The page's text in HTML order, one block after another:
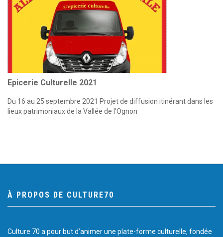
Epicerie Culturelle 2021
Du 16 au 25 septembre 2021 Projet de diffusion itinérant dans les
lieux patrimoniaux de la Vallée de l’Ognon
À PROPOS DE CULTURE70
Culture 70 a pour but d’animer une plate-forme culturelle, fondée